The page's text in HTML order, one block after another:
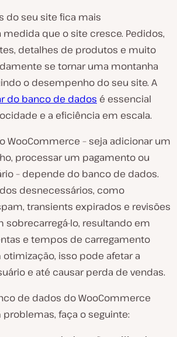
do seu site fica mais
que o site cresce. Pedidos,
detalhes de produtos e muito
se tornar uma montanha
o desempenho do seu site. A
do banco de dados é essencial
e a eficiência em escala.
WooCommerce – seja adicionar um
processar um pagamento ou
– depende do banco de dados.
desnecessários, como
transients expirados e revisões
sobrecarregá-lo, resultando em
e tempos de carregamento
otimização, isso pode afetar a
e até causar perda de vendas.
de dados do WooCommerce
faça o seguinte: